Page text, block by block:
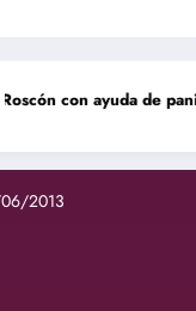
taurus My